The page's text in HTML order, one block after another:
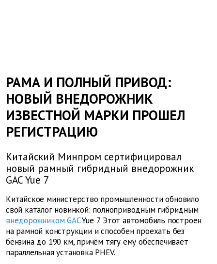
РАМА И ПОЛНЫЙ ПРИВОД:
НОВЫЙ ВНЕДОРОЖНИК
ИЗВЕСТНОЙ МАРКИ ПРОШЕЛ
РЕГИСТРАЦИЮ
Китайский Минпром сертифицировал
новый рамный гибридный внедорожник
GAC Yue 7
Китайское министерство промышленности обновило
свой каталог новинкой: полноприводным гибридным
внедорожником GACYue 7. Этот автомобиль построен
на рамной конструкции и способен проехать без
бензина до 190 км, причём тягу ему обеспечивает
параллельная установка PHEV.